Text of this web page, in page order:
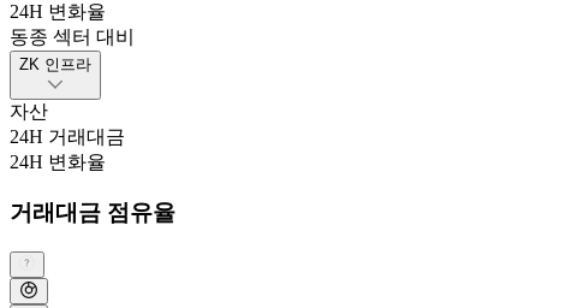
24H 변화율
동종 섹터 대비
ZK 인프라
자산
24H 거래대금
24H 변화율
거래대금 점유율